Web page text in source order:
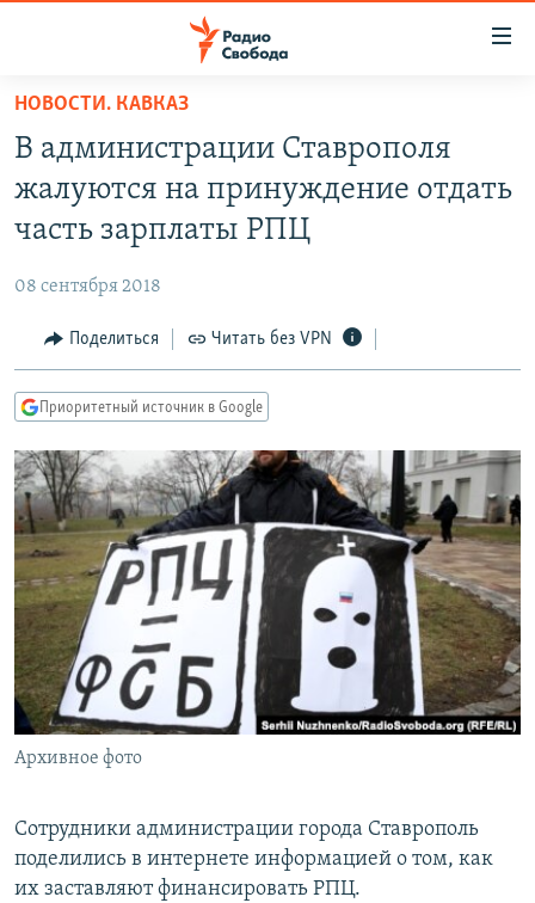
упрощенного
доступа
основному
Вернутся
Вернутся
поиску
ПОДКАСТЫ
АВТОРСКИЕ ПРОЕКТЫ
МНЕНИЯ
КУЛЬТУРА
КАВКАЗ.РЕАЛИИ
СЕВЕР.РЕАЛИИ
СИБИРЬ.РЕАЛИИ
РАСПИСАНИЕ ВЕЩАНИЯ
ПОДПИШИТЕСЬ НА РАССЫЛКУ
СОЦИАЛЬНЫЕ СЕТИ
Все сайты РСЕ/РС
НОВОСТИ. КАВКАЗ
В администрации Ставрополя
жалуются на принуждение отдать
часть зарплаты РПЦ
08 сентября 2018
Поделиться Читать без VPN
Приоритетный источник в Google
Архивное фото
Сотрудники администрации города Ставрополь
поделились в интернете информацией о том, как
их заставляют финансировать РПЦ.